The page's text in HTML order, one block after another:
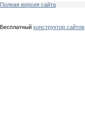
Полная версия сайта
Бесплатный конструктор сайтов